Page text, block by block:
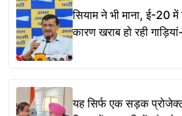
सियाम ने भी माना, ई-20
कारण खराब हो रही
यह सिर्फ एक सड़क